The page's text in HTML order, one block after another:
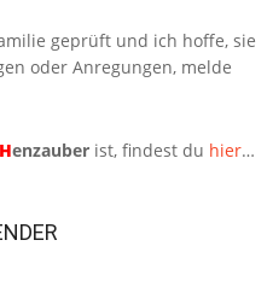
geprüft und ich hoffe, sie
oder Anregungen, melde
enzauber ist, findest du hier…